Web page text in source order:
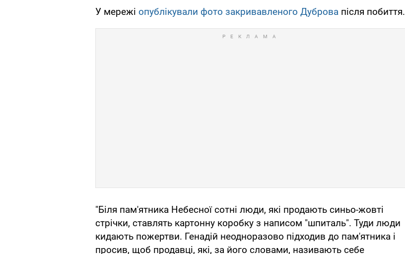
У мережі опублікували фото закривавленого Дуброва після побиття.
"Біля пам'ятника Небесної сотні люди, які продають синьо-жовті
стрічки, ставлять картонну коробку з написом "шпиталь". Туди люди
кидають пожертви. Генадій неодноразово підходив до пам'ятника і
просив, щоб продавці, які, за його словами, називають себе